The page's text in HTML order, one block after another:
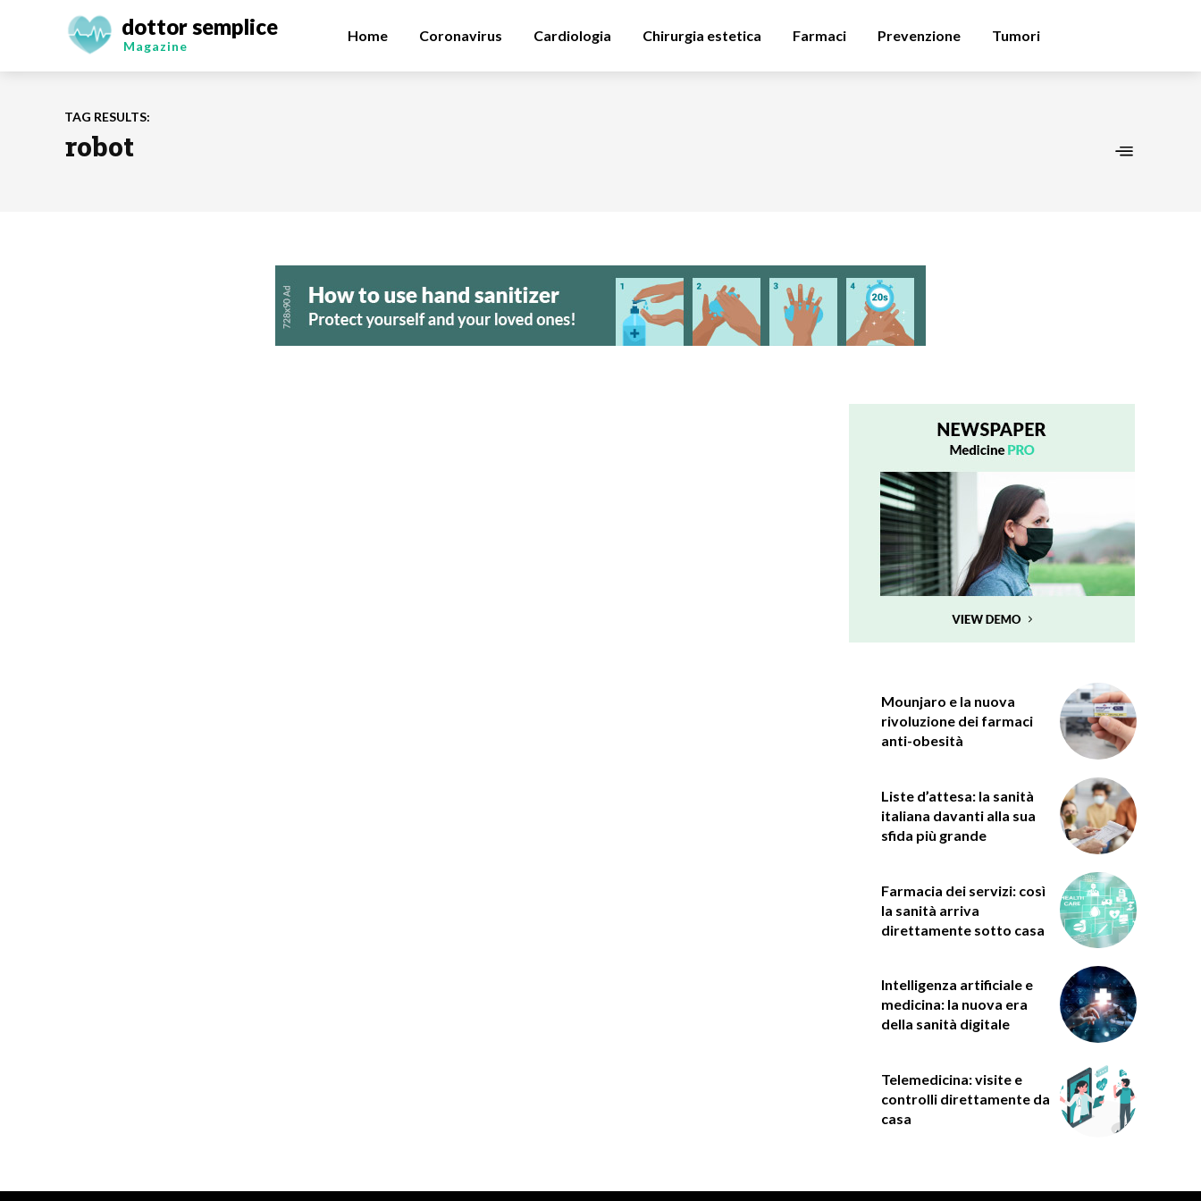
dottor semplice
Magazine
Home Coronavirus Cardiologia Chirurgia estetica Farmaci Prevenzione Tumori
TAG RESULTS:
robot
Mounjaro e la nuova
rivoluzione dei farmaci
anti-obesità
Liste d’attesa: la sanità
italiana davanti alla sua
sfida più grande
Farmacia dei servizi: così
la sanità arriva
direttamente sotto casa
Intelligenza artificiale e
medicina: la nuova era
della sanità digitale
Telemedicina: visite e
controlli direttamente da
casa